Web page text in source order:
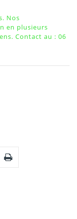
Nos
en plusieurs
Contact au : 06